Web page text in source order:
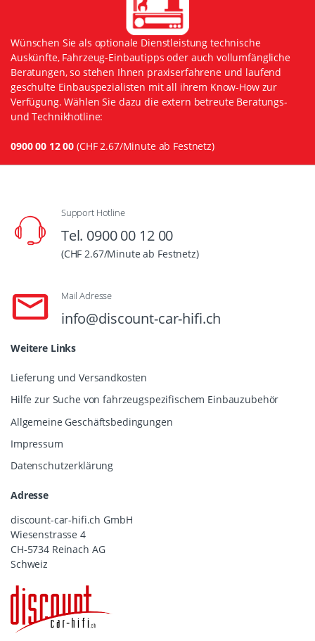
Wünschen Sie als optionale Dienstleistung technische
Auskünfte, Fahrzeug-Einbautipps oder auch vollumfängliche
Beratungen, so stehen Ihnen praxiserfahrene und laufend
geschulte Einbauspezialisten mit all ihrem Know-How zur
Verfügung. Wählen Sie dazu die extern betreute Beratungs-
und Technikhotline:
0900 00 12 00 (CHF 2.67/Minute ab Festnetz)
Support Hotline
Tel. 0900 00 12 00
(CHF 2.67/Minute ab Festnetz)
Mail Adresse
info@discount-car-hifi.ch
Weitere Links
Lieferung und Versandkosten
Hilfe zur Suche von fahrzeugspezifischem Einbauzubehör
Allgemeine Geschäftsbedingungen
Impressum
Datenschutzerklärung
Adresse
discount-car-hifi.ch GmbH
Wiesenstrasse 4
CH-5734 Reinach AG
Schweiz